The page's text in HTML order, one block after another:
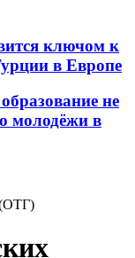
ключом к
в Европе
не
молодёжи в
(ОТГ)